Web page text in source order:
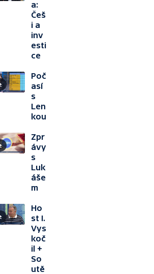
a:
Češ
i a
inv
esti
ce
Poč
así
s
Len
kou
Zpr
ávy
s
Luk
áše
m
Ho
st I.
Vys
koč
il +
So
utě